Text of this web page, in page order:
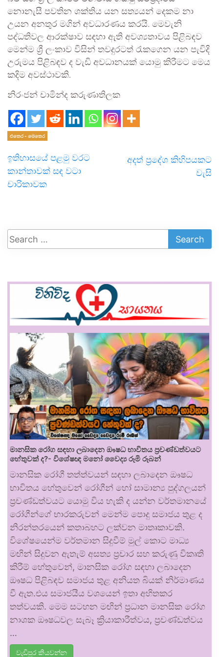
නොනැසී පවතින ශක්තිය යන සත්‍යයන් දෙකම නා
උයන අනතුර මගින් අවධාරණය කරයි. මෙවැනි
පද්ධතිවල ආරක්ෂාව සඳහා ඇති අවශ්‍යතාවය පිළිබඳව
මෙන්ම ශ්‍රී ලංකාව විසින් තවදුරටත් රැකගෙන යන පැවිදි
උරුමය පිළිබඳව ද වැඩි අවධානයක් යොමු කිරීමට මෙය
කදිම අවස්ථාවකි.
නිරංජන් චාමින්ද කරුණාතිලක
එතෙර - මෙතෙර
ඉතිහාසයේ පළමු වරට
කාන්තාවක් සඳ වටා
චාරිකාවක
අදත් ප්‍රදේශ කිහිපයකට
වැසි
මානසික රෝග සඳහා ලබාදෙන ඖෂධ භාවිතය ප්‍රචණ්ඩත්වයට
හේතුවක් ද?- විශේෂඥ මනෝ වෛද්‍ය රූමි රූබන්
මානසික රෝගී තත්ත්වයන් සඳහා ලබාදෙන ඖෂධ
භාවිතය හේතුවෙන් රෝගීන් හෝ සාමාන්‍ය පුද්ගලයන්
ප්‍රචණ්ඩත්වයට යොමු විය හැකි ද යන්න වර්තමානයේ
රෝගීන්ගේ භාරකරුවන් මෙන්ම පොදු සමාජය තුළ ද
නිරන්තරයෙන් කතාබහට ලක්වන මාතෘකාවකි.
විශේෂයෙන්ම වර්තමාන සිදුවීම් මුල් කොට මාධ්‍ය
මඟින් සිදුවන ඇතැම් අසත්‍ය ප්‍රචාර සහ කරුණු විකෘති
කිරීම් හේතුවෙන්, මානසික රෝග සඳහා ලබාදෙන
ඖෂධ පිළිබඳව සමාජය තුළ අනියත බියක් නිර්මාණය
වී ඇත.එය සමාජයීය වශයෙන් ඉතා අහිතකර
තත්වයකි. මෙම සටහන මඟින් ප්‍රධාන මානසික රෝග
නාශක ඖෂධවල සැබෑ ක්‍රියාකාරීත්වය, ප්‍රචණ්ඩත්වය
…
වැඩිපුර කියවන්න